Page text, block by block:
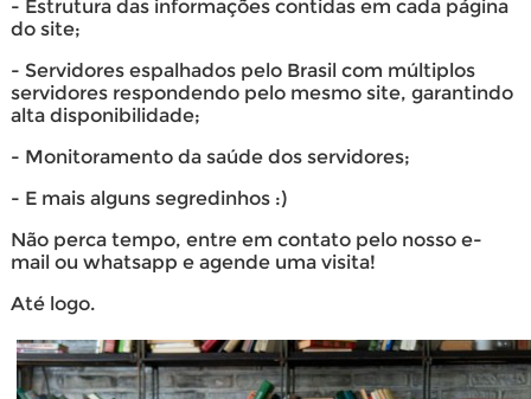
- Estrutura das informações contidas em cada página
do site;
- Servidores espalhados pelo Brasil com múltiplos
servidores respondendo pelo mesmo site, garantindo
alta disponibilidade;
- Monitoramento da saúde dos servidores;
- E mais alguns segredinhos :)
Não perca tempo, entre em contato pelo nosso e-
mail ou whatsapp e agende uma visita!
Até logo.